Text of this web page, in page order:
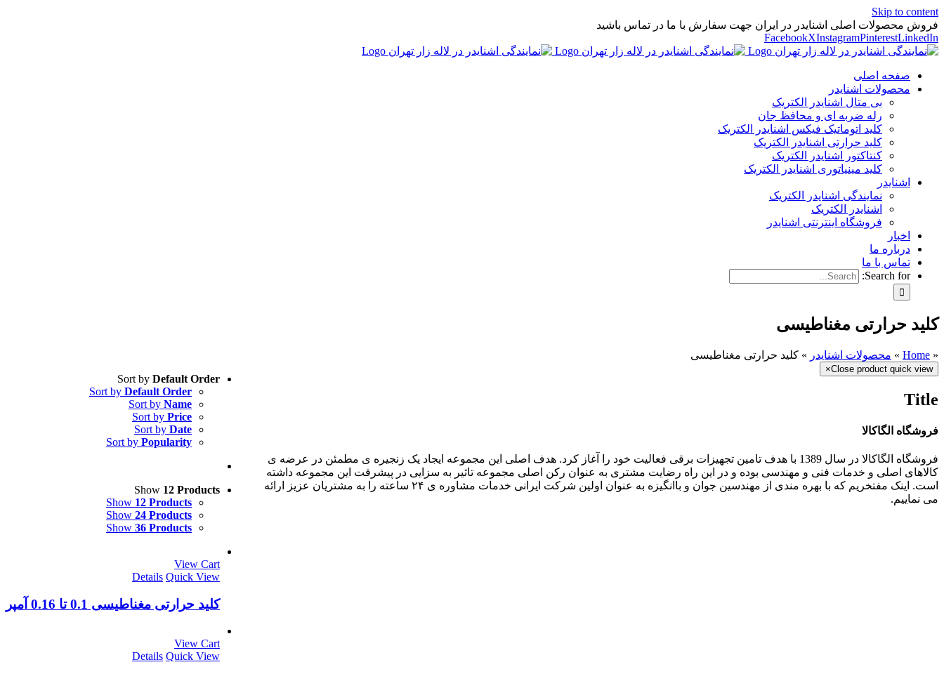
Skip to content
فروش محصولات اصلی اشنایدر در ایران جهت سفارش با ما در تماس باشید
FacebookXInstagramPinterestLinkedIn
صفحه اصلی
محصولات اشنایدر
بی متال اشنایدر الکتریک
رله ضربه ای و محافظ جان
کلید اتوماتیک فیکس اشنایدر الکتریک
کلید حرارتی اشنایدر الکتریک
کنتاکتور اشنایدر الکتریک
کلید مينياتوری اشنایدر الکتریک
اشنایدر
نمایندگی اشنایدر الکتریک
اشنایدر الکتریک
فروشگاه اینترنتی اشنایدر
اخبار
درباره ما
تماس با ما
Search for:
کليد حرارتی مغناطیسی
«
Home
» محصولات اشنایدر » کليد حرارتی مغناطیسی
Sort by Default Order
Sort by Default Order
Sort by Name
Sort by Price
Sort by Date
Sort by Popularity
Show 12 Products
Show 12 Products
Show 24 Products
Show 36 Products
View Cart
Details Quick View
کليد حرارتی مغناطیسی 0.1 تا 0.16 آمپر
View Cart
Details Quick View
Close product quick view
×
Title
فروشگاه الگاکالا
فروشگاه الگاکالا در سال 1389 با هدف تامین تجهیزات برقی فعالیت خود را آغاز کرد. هدف اصلی این مجموعه ایجاد یک زنجیره ی مطمئن در عرضه ی
کالاهای اصلی و خدمات فنی و مهندسی بوده و در این راه رضایت مشتری به عنوان رکن اصلی مجموعه تاثیر به سزایی در پیشرفت این مجموعه داشته
است. اینک مفتخریم که با بهره مندی از مهندسین جوان و باانگیزه به عنوان اولین شرکت ایرانی خدمات مشاوره ی ۲۴ ساعته را به مشتریان عزیز ارائه
می نماییم.